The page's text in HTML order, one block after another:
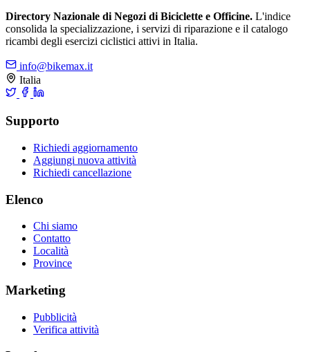
Directory Nazionale di Negozi di Biciclette e Officine. L'indice
consolida la specializzazione, i servizi di riparazione e il catalogo
ricambi degli esercizi ciclistici attivi in Italia.
info@bikemax.it
Italia
Supporto
Richiedi aggiornamento
Aggiungi nuova attività
Richiedi cancellazione
Elenco
Chi siamo
Contatto
Località
Province
Marketing
Pubblicità
Verifica attività